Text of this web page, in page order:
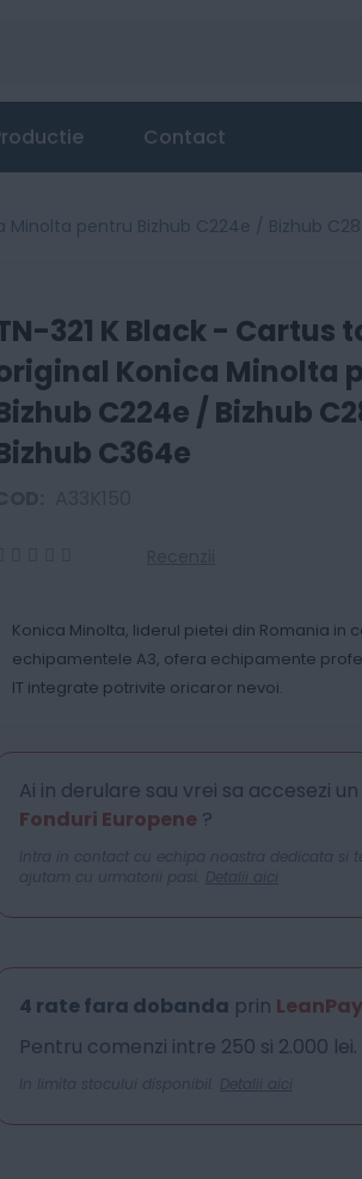
Contact
Minolta pentru Bizhub C224e / Bizhub
321 K Black - Cartus
Konica Minolta
C224e / Bizhub
C364e
Konica Minolta, liderul pietei din Romania in
echipamentele A3, ofera echipamente
IT integrate potrivite oricaror nevoi.
Ai in derulare sau vrei sa accesezi
Fonduri Europene?
Intra in contact cu echipa noastra dedicata si
ajutam cu urmatorii pasi. Detalii aici
4 rate fara dobanda prin LeanPay
Pentru comenzi intre 250 si 2.000 lei.
In limita stocului disponibil. Detalii aici
Minolta pentru Bizhub C224e /